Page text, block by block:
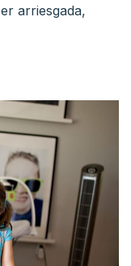
arriesgada,